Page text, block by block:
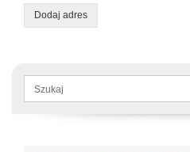
Dodaj adres
Formularz
wyszukiwania